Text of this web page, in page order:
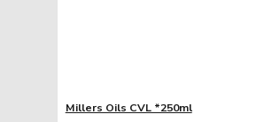
Millers Oils CVL *250ml